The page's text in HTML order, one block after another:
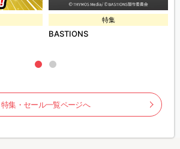
特集
BASTIONS
特集・セール一覧ページへ